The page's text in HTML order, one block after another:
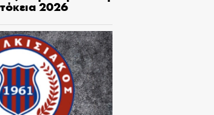
2026